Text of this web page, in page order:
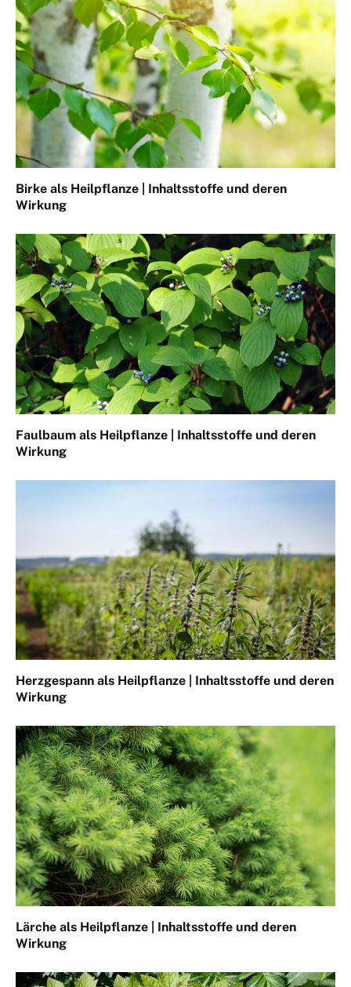
Birke als Heilpflanze | Inhaltsstoffe und deren
Wirkung
Faulbaum als Heilpflanze | Inhaltsstoffe und deren
Wirkung
Herzgespann als Heilpflanze | Inhaltsstoffe und deren
Wirkung
Lärche als Heilpflanze | Inhaltsstoffe und deren
Wirkung